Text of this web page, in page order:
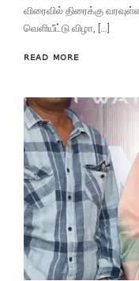
விரைவில் திரைக்கு
வெளியீட்டு விழா, […]
READ MORE